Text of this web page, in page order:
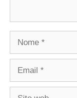
Nome
Email
Sito